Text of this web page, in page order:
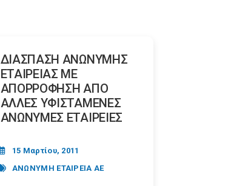
ΔΙΑΣΠΑΣΗ ΑΝΩΝΥΜΗΣ
ΕΤΑΙΡΕΙΑΣ ΜΕ
ΑΠΟΡΡΟΦΗΣΗ ΑΠΟ
ΑΛΛΕΣ ΥΦΙΣΤΑΜΕΝΕΣ
ΑΝΩΝΥΜΕΣ ΕΤΑΙΡΕΙΕΣ
15 Μαρτίου, 2011
ΑΝΩΝΥΜΗ ΕΤΑΙΡΕΙΑ ΑΕ